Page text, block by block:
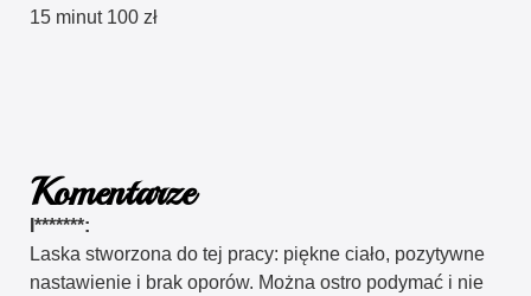
15 minut 100 zł
Komentarze
I*******:
Laska stworzona do tej pracy: piękne ciało, pozytywne
nastawienie i brak oporów. Można ostro podymać i nie